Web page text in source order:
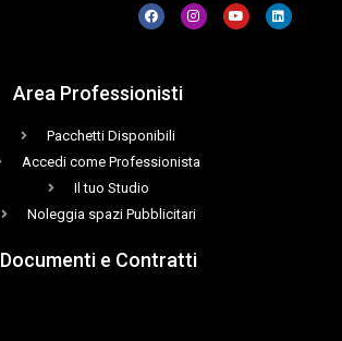
Area Professionisti
Pacchetti Disponibili
Accedi come Professionista
Il tuo Studio
Noleggia spazi Pubblicitari
Documenti e Contratti